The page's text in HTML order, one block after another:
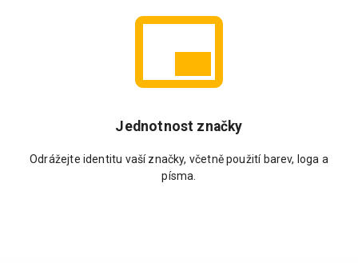
Jednotnost značky
Odrážejte identitu vaší značky, včetně použití barev, loga a
písma.